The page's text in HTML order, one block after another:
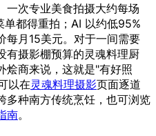
一次专业美食拍摄大约每场
都得重拍；AI 以约低95%
每月15美元。对于一间需要
有摄影棚预算的灵魂料理厨
烩商来说，这就是"有好照
以在灵魂料理摄影页面逐道
多种南方传统烹饪，也可浏览
南。